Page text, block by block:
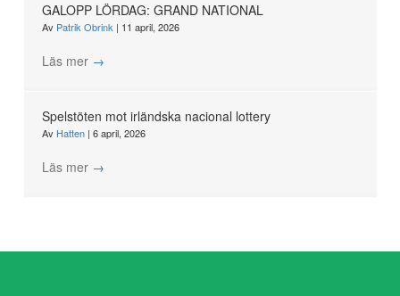
GALOPP LÖRDAG: GRAND NATIONAL
Av Patrik Obrink | 11 april, 2026
Läs mer →
Spelstöten mot irländska nacional lottery
Av Hatten | 6 april, 2026
Läs mer →